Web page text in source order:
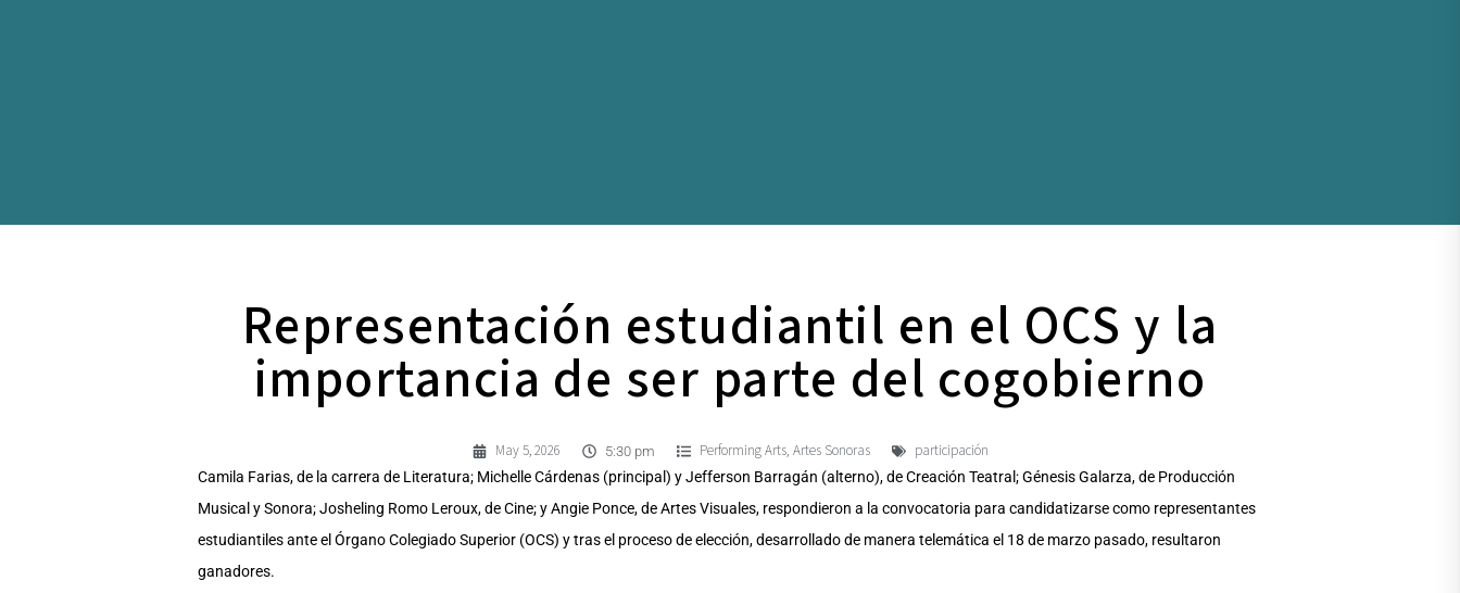
Representación estudiantil en el OCS y la
importancia de ser parte del cogobierno
May 5, 2026 5:30 pm Performing Arts, Artes Sonoras participación
Camila Farias, de la carrera de Literatura; Michelle Cárdenas (principal) y Jefferson Barragán (alterno), de Creación Teatral; Génesis Galarza, de Producción
Musical y Sonora; Josheling Romo Leroux, de Cine; y Angie Ponce, de Artes Visuales, respondieron a la convocatoria para candidatizarse como representantes
estudiantiles ante el Órgano Colegiado Superior (OCS) y tras el proceso de elección, desarrollado de manera telemática el 18 de marzo pasado, resultaron
ganadores.